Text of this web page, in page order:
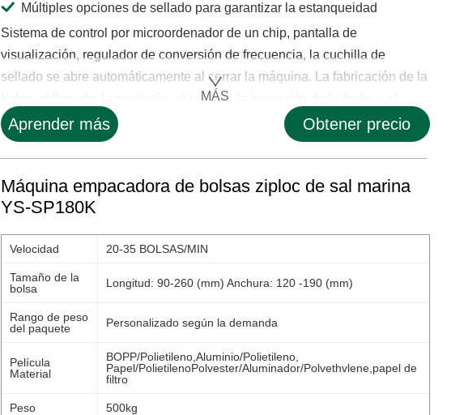
Múltiples opciones de sellado para garantizar la estanqueidad
Sistema de control por microordenador de un chip, pantalla de
visualización, regulador de conversión de frecuencia, la cuchilla de
sellado se abre automáticamente al cerrar la máquina. La fabricación de la
bolsa, el llenado, la medición, el sellado, la impresión de la fecha y el......
MÁS
Aprender más Obtener precio
Máquina empacadora de bolsas ziploc de sal marina
YS-SP180K
Velocidad 20-35 BOLSAS/MIN
Tamaño de la
bolsa
Longitud: 90-260 (mm) Anchura: 120 -190 (mm)
Rango de peso
del paquete
Personalizado según la demanda
Película
Material
BOPP/Polietileno,Aluminio/Polietileno,
Papel/PolietilenoPolvester/Aluminador/Polvethvlene,papel de
filtro
Peso 500kg